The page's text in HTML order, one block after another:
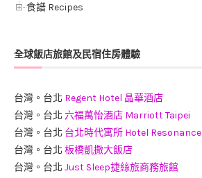
食譜 Recipes
全球飯店旅館及民宿住房體驗
台灣。台北 Regent Hotel 晶華酒店
台灣。台北 六福萬怡酒店 Marriott Taipei
台灣。台北 台北時代寓所 Hotel Resonance
台灣。台北 板橋凱撒大飯店
台灣。台北 Just Sleep捷絲旅商務旅館